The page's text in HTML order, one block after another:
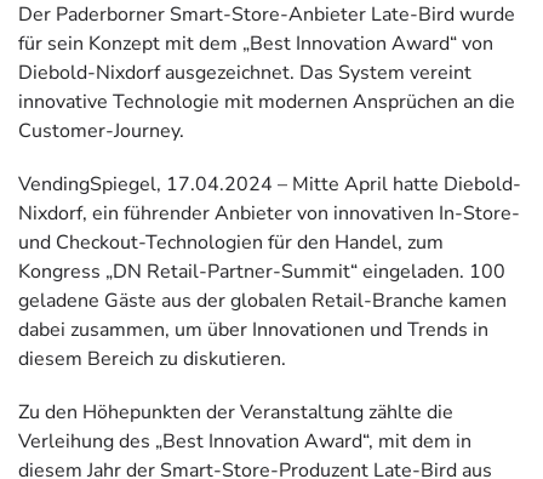
Der Paderborner Smart-Store-Anbieter Late-Bird wurde
für sein Konzept mit dem „Best Innovation Award“ von
Diebold-Nixdorf ausgezeichnet. Das System vereint
innovative Technologie mit modernen Ansprüchen an die
Customer-Journey.
VendingSpiegel, 17.04.2024 – Mitte April hatte Diebold-
Nixdorf, ein führender Anbieter von innovativen In-Store-
und Checkout-Technologien für den Handel, zum
Kongress „DN Retail-Partner-Summit“ eingeladen. 100
geladene Gäste aus der globalen Retail-Branche kamen
dabei zusammen, um über Innovationen und Trends in
diesem Bereich zu diskutieren.
Zu den Höhepunkten der Veranstaltung zählte die
Verleihung des „Best Innovation Award“, mit dem in
diesem Jahr der Smart-Store-Produzent Late-Bird aus